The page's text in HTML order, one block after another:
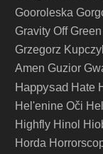
Gooroleska
Gravity Off
Grzegorz
Amen Guzior
Happysad Hate
Hel'enine Oči
Highfly Hinol
Horda